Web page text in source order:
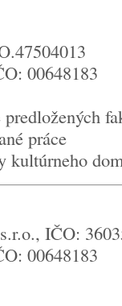
00648183
predložených
práce
kultúrneho
IČO:
00648183